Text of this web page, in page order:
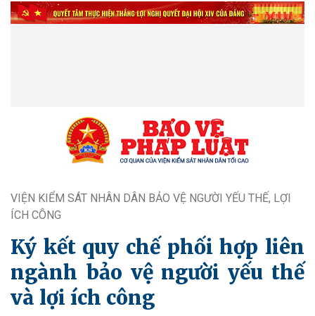
VIỆN KIỂM SÁT NHÂN DÂN BẢO VỆ NGƯỜI YẾU THẾ, LỢI
ÍCH CÔNG
Ký kết quy chế phối hợp liên
ngành bảo vệ người yếu thế
và lợi ích công